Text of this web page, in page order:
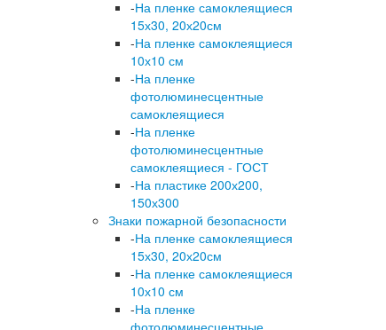
-На пленке самоклеящиеся
15х30, 20х20см
-На пленке самоклеящиеся
10х10 см
-На пленке
фотолюминесцентные
самоклеящиеся
-На пленке
фотолюминесцентные
самоклеящиеся - ГОСТ
-На пластике 200х200,
150х300
Знаки пожарной безопасности
-На пленке самоклеящиеся
15х30, 20х20см
-На пленке самоклеящиеся
10х10 см
-На пленке
фотолюминесцентные